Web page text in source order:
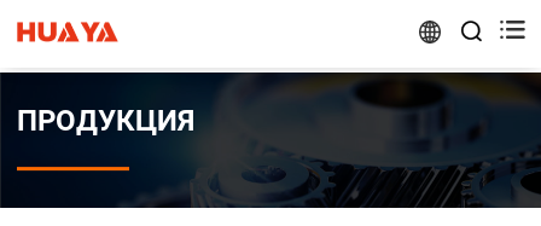
 
ПРОДУКЦИЯ